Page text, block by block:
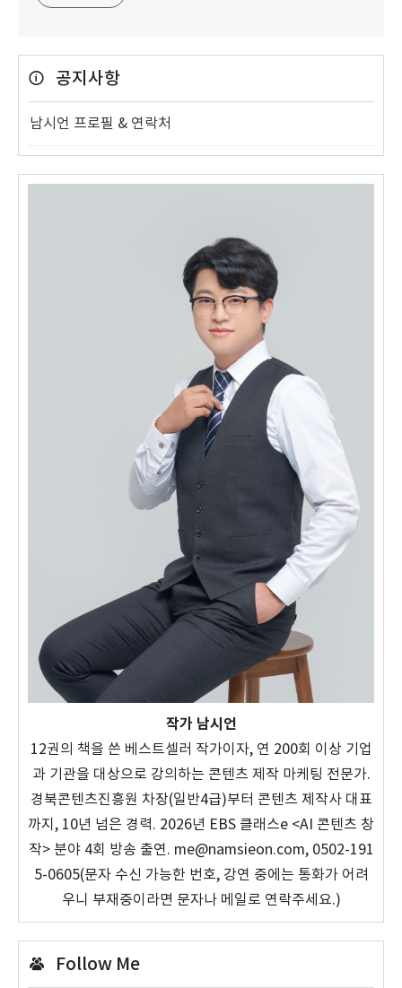
공지사항
남시언 프로필 & 연락처
작가 남시언
12권의 책을 쓴 베스트셀러 작가이자, 연 200회 이상 기업
과 기관을 대상으로 강의하는 콘텐츠 제작 마케팅 전문가.
경북콘텐츠진흥원 차장(일반4급)부터 콘텐츠 제작사 대표
까지, 10년 넘은 경력. 2026년 EBS 클래스e <AI 콘텐츠 창
작> 분야 4회 방송 출연. me@namsieon.com, 0502-191
5-0605(문자 수신 가능한 번호, 강연 중에는 통화가 어려
우니 부재중이라면 문자나 메일로 연락주세요.)
Follow Me